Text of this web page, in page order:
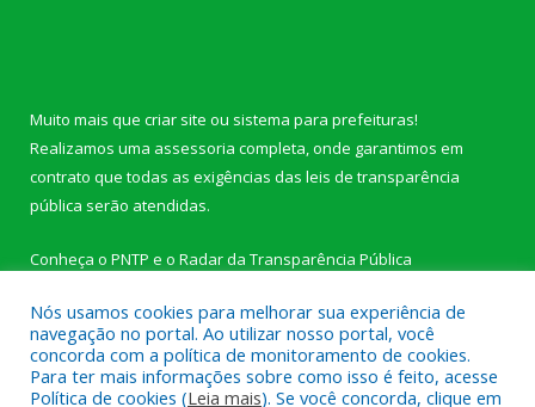
Muito mais que criar site ou sistema para prefeituras!
Realizamos uma assessoria completa, onde garantimos em
contrato que todas as exigências das leis de transparência
pública serão atendidas.
Conheça o PNTP e o Radar da Transparência Pública
Todos os direitos reservados a Câmara Municipal de Novo
Nós usamos cookies para melhorar sua experiência de
navegação no portal. Ao utilizar nosso portal, você
concorda com a política de monitoramento de cookies.
Para ter mais informações sobre como isso é feito, acesse
Política de cookies (Leia mais). Se você concorda, clique em